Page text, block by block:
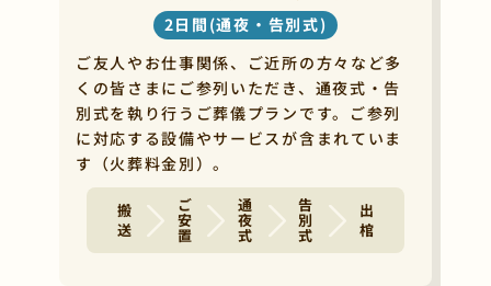
2日間(通夜・告別式)
ご友人やお仕事関係、ご近所の方々など多
くの皆さまにご参列いただき、通夜式・告
別式を執り行うご葬儀プランです。ご参列
に対応する設備やサービスが含まれていま
す（火葬料金別）。
搬 送 ご安置 通夜式 告別式 出 棺